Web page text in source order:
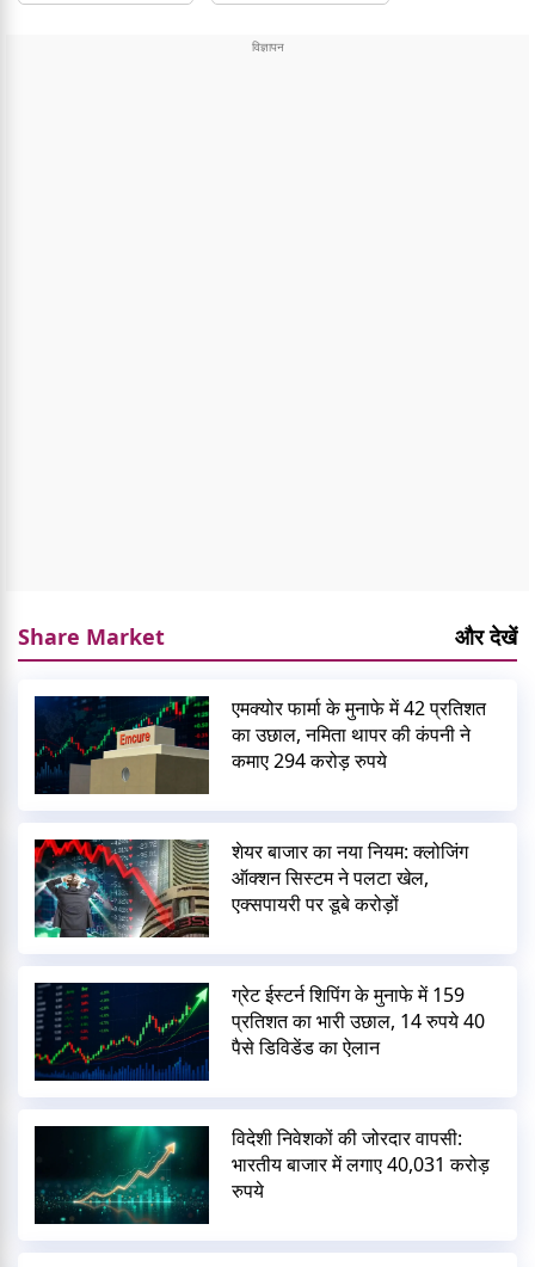
Share Market और देखें
एमक्योर फार्मा के मुनाफे में 42 प्रतिशत
का उछाल, नमिता थापर की कंपनी ने
कमाए 294 करोड़ रुपये
शेयर बाजार का नया नियम: क्लोजिंग
ऑक्शन सिस्टम ने पलटा खेल,
एक्सपायरी पर डूबे करोड़ों
ग्रेट ईस्टर्न शिपिंग के मुनाफे में 159
प्रतिशत का भारी उछाल, 14 रुपये 40
पैसे डिविडेंड का ऐलान
विदेशी निवेशकों की जोरदार वापसी:
भारतीय बाजार में लगाए 40,031 करोड़
रुपये